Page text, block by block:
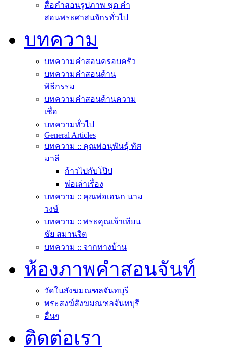
สื่อคำสอนรูปภาพ ชุด คำ
สอนพระศาสนจักรทั่วไป
บทความ
บทความคำสอนครอบครัว
บทความคำสอนด้าน
พิธีกรรม
บทความคำสอนด้านความ
เชื่อ
บทความทั่วไป
General Articles
บทความ :: คุณพ่อนุพันธุ์ ทัศ
มาลี
ก้าวไปกับโป๊ป
พ่อเล่าเรื่อง
บทความ :: คุณพ่อเอนก นาม
วงษ์
บทความ :: พระคุณเจ้าเทียน
ชัย สมานจิต
บทความ :: จากทางบ้าน
ห้องภาพคำสอนจันท์
วัดในสังฆมณฑลจันทบุรี
พระสงฆ์สังฆมณฑลจันทบุรี
อื่นๆ
ติดต่อเรา